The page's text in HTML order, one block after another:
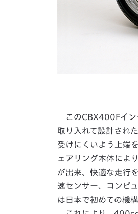
このCBX400Fイン
取り入れて設計され
受けにくいよう上端
ェアリング本体によ
が出来、快適な走行
速センサー、コンピ
は日本で初めての機構